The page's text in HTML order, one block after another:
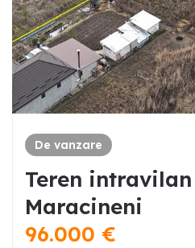
De vanzare
Teren
Maracineni
96.000 €